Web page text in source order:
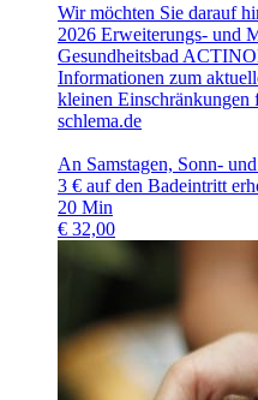
Wir möchten Sie darauf
2026 Erweiterungs- und
Gesundheitsbad
Informationen zum
kleinen
schlema.de
An Samstagen, Sonn-
3 € auf den Badeintritt
20 Min
€ 32,00